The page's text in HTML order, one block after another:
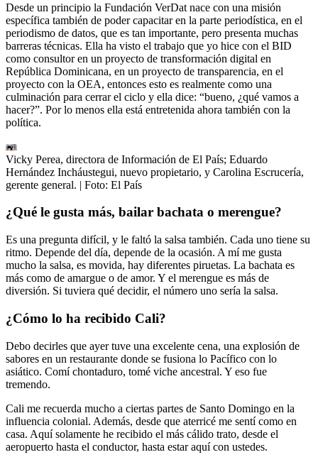
Desde un principio la Fundación VerDat nace con una misión
específica también de poder capacitar en la parte periodística, en el
periodismo de datos, que es tan importante, pero presenta muchas
barreras técnicas. Ella ha visto el trabajo que yo hice con el BID
como consultor en un proyecto de transformación digital en
República Dominicana, en un proyecto de transparencia, en el
proyecto con la OEA, entonces esto es realmente como una
culminación para cerrar el ciclo y ella dice: “bueno, ¿qué vamos a
hacer?”. Por lo menos ella está entretenida ahora también con la
política.
Vicky Perea, directora de Información de El País; Eduardo
Hernández Incháustegui, nuevo propietario, y Carolina Escrucería,
gerente general. | Foto: El País
¿Qué le gusta más, bailar bachata o merengue?
Es una pregunta difícil, y le faltó la salsa también. Cada uno tiene su
ritmo. Depende del día, depende de la ocasión. A mí me gusta
mucho la salsa, es movida, hay diferentes piruetas. La bachata es
más como de amargue o de amor. Y el merengue es más de
diversión. Si tuviera qué decidir, el número uno sería la salsa.
¿Cómo lo ha recibido Cali?
Debo decirles que ayer tuve una excelente cena, una explosión de
sabores en un restaurante donde se fusiona lo Pacífico con lo
asiático. Comí chontaduro, tomé viche ancestral. Y eso fue
tremendo.
Cali me recuerda mucho a ciertas partes de Santo Domingo en la
influencia colonial. Además, desde que aterricé me sentí como en
casa. Aquí solamente he recibido el más cálido trato, desde el
aeropuerto hasta el conductor, hasta estar aquí con ustedes.